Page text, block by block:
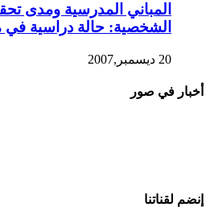
المباني المدرسية ومدى
الشخصية: حالة دراسية في
20 ديسمبر,2007
أخبار في صور
إنضم لقناتنا